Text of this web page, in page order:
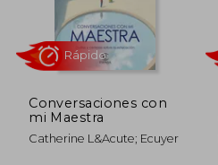
Conversaciones con
mi Maestra
Catherine L&Acute; Ecuyer